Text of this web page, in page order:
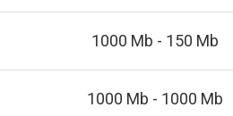
1000 Mb - 150 Mb
1000 Mb - 1000 Mb